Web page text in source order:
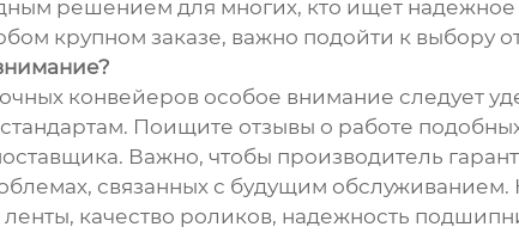
решением для многих, кто ищет
крупном заказе, важно подойти к выбору
конвейеров особое внимание следует
Поищите отзывы о работе
Важно, чтобы производитель
связанных с будущим обслуживанием.
качество роликов, надежность